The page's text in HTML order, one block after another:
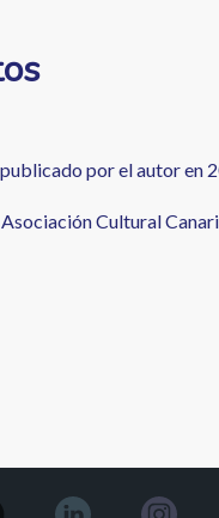
por el autor en
Cultural